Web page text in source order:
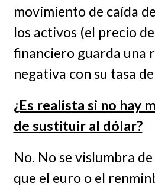
movimiento de caída
los activos (el precio
financiero guarda una
negativa con su tasa
¿Es realista si no hay
de sustituir al dólar?
No. No se vislumbra
que el euro o el